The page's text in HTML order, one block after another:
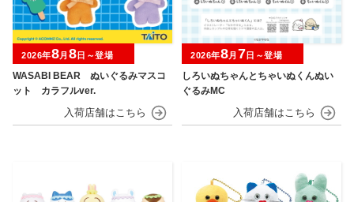
WASABI BEAR ぬいぐるみマスコ
ット カラフルver.
2026年8月 8日～登場
しろいぬちゃんとちゃいぬくんぬい
ぐるみMC
2026年8月 7日～登場